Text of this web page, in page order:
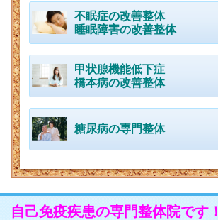
不眠症の改善整体
睡眠障害の改善整体
甲状腺機能低下症
橋本病の改善整体
糖尿病の専門整体
自己免疫疾患の専門整体院です！